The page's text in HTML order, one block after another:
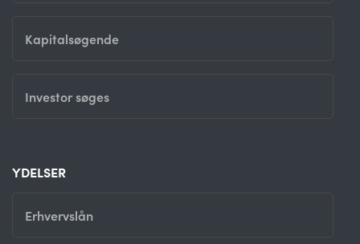
Kapitalsøgende
Investor søges
YDELSER
Erhvervslån